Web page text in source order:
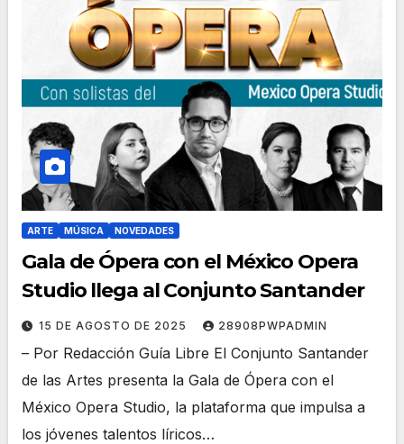
ARTE MÚSICA NOVEDADES
Gala de Ópera con el México Opera
Studio llega al Conjunto Santander
15 DE AGOSTO DE 2025 28908PWPADMIN
– Por Redacción Guía Libre El Conjunto Santander
de las Artes presenta la Gala de Ópera con el
México Opera Studio, la plataforma que impulsa a
los jóvenes talentos líricos…